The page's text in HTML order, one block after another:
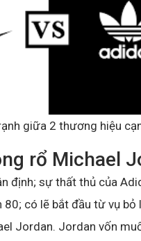
giữa 2 thương hiệu
rổ Michael
định; sự thất thủ của
80; có lẽ bắt đầu từ vụ bỏ
Jordan. Jordan vốn